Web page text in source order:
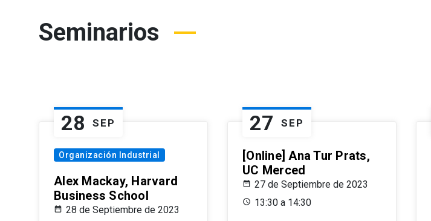
Seminarios
28 SEP
Organización Industrial
Alex Mackay, Harvard
Business School
28 de Septiembre de 2023
27 SEP
[Online] Ana Tur Prats,
UC Merced
27 de Septiembre de 2023
13:30 a 14:30